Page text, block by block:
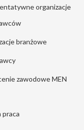
organizacje
branżowe
zawodowe MEN
praca